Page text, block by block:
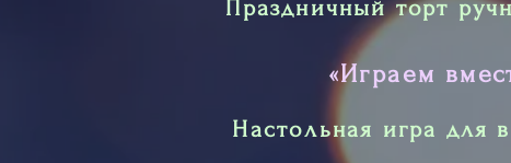
Праздничный торт
«Играем
Настольная игра для